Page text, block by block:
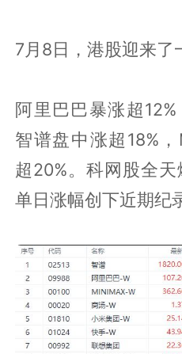
7月8日，港股迎来了
阿里巴巴暴涨超12%
智谱盘中涨超18%
超20%。科网股全
单日涨幅创下近期纪